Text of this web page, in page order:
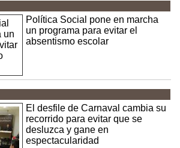
Política Social pone en marcha
un programa para evitar el
absentismo escolar
El desfile de Carnaval cambia su
recorrido para evitar que se
desluzca y gane en
espectacularidad